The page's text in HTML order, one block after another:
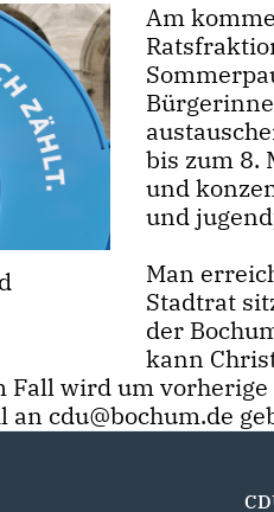
Am
bis zum 8.
und
und
Man
Stadtrat
der
kann
Fall wird um
cdu@bochum.de